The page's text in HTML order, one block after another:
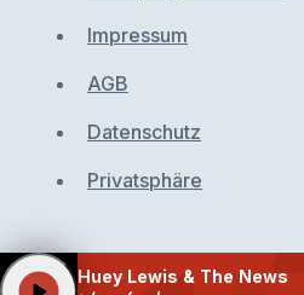
Impressum
AGB
Datenschutz
Privatsphäre
Huey Lewis & The News